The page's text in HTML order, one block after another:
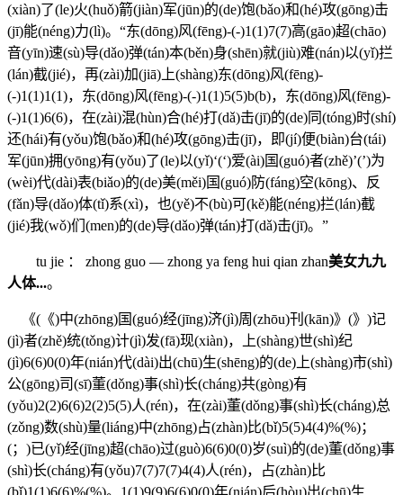
(xiàn)了(le)火(huǒ)箭(jiàn)军(jūn)的(de)饱(bǎo)和(hé)攻(gōng)击
(jī)能(néng)力(lì)。“东(dōng)风(fēng)-(-)1(1)7(7)高(gāo)超(chāo)
音(yīn)速(sù)导(dǎo)弹(tán)本(běn)身(shēn)就(jiù)难(nán)以(yǐ)拦
(lán)截(jié)，再(zài)加(jiā)上(shàng)东(dōng)风(fēng)-
(-)1(1)1(1)，东(dōng)风(fēng)-(-)1(1)5(5)b(b)，东(dōng)风(fēng)-
(-)1(1)6(6)，在(zài)混(hùn)合(hé)打(dǎ)击(jī)的(de)同(tóng)时(shí)
还(hái)有(yǒu)饱(bǎo)和(hé)攻(gōng)击(jī)，即(jí)便(biàn)台(tái)
军(jūn)拥(yōng)有(yǒu)了(le)以(yǐ)‘(‘)爱(ài)国(guó)者(zhě)’(’)为
(wèi)代(dài)表(biǎo)的(de)美(měi)国(guó)防(fáng)空(kōng)、反
(fǎn)导(dǎo)体(tǐ)系(xì)，也(yě)不(bù)可(kě)能(néng)拦(lán)截
(jié)我(wǒ)们(men)的(de)导(dǎo)弹(tán)打(dǎ)击(jī)。”
tu jie ： zhong guo — zhong ya feng hui qian zhan美女九九
人体...。
《(《)中(zhōng)国(guó)经(jīng)济(jì)周(zhōu)刊(kān)》(》)记
(jì)者(zhě)统(tǒng)计(jì)发(fā)现(xiàn)，上(shàng)世(shì)纪
(jì)6(6)0(0)年(nián)代(dài)出(chū)生(shēng)的(de)上(shàng)市(shì)
公(gōng)司(sī)董(dǒng)事(shì)长(cháng)共(gòng)有
(yǒu)2(2)6(6)2(2)5(5)人(rén)，在(zài)董(dǒng)事(shì)长(cháng)总
(zǒng)数(shù)量(liáng)中(zhōng)占(zhàn)比(bǐ)5(5)4(4)%(%)；
(；)已(yǐ)经(jīng)超(chāo)过(guò)6(6)0(0)岁(suì)的(de)董(dǒng)事
(shì)长(cháng)有(yǒu)7(7)7(7)4(4)人(rén)，占(zhàn)比
(bǐ)1(1)6(6)%(%)。1(1)9(9)6(6)0(0)年(nián)后(hòu)出(chū)生